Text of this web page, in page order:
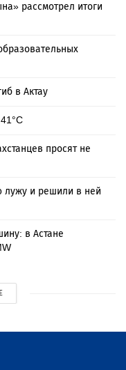
рассмотрел итоги
в Актау
просят не
лужу и решили в ней
в Астане